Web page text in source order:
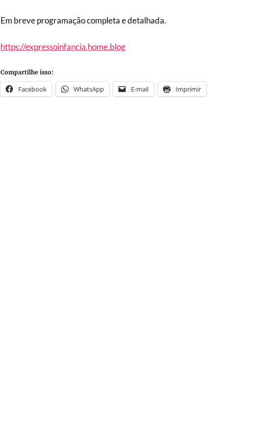
Em breve programação completa e detalhada.
https://expressoinfancia.home.blog
Compartilhe isso:
Facebook WhatsApp E-mail Imprimir